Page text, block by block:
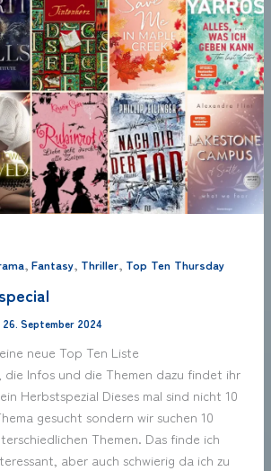
, Fantasy, Thriller, Top Ten Thursday
26. September 2024
neue Top Ten Liste
die Infos und die Themen dazu findet ihr
Herbstspezial Dieses mal sind nicht 10
gesucht sondern wir suchen 10
Themen. Das finde ich
aber auch schwierig da ich zu